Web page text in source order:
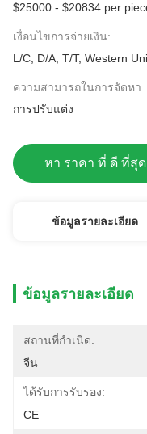
$25000 - $20834 per
เงื่อนไขการจ่ายเงิน:
L/C, D/A, T/T, Western
ความสามารถในการจัดหา:
การปรับแต่ง
หา ราคา ที่ ดี ที่สุด
ข้อมูลรายละเอียด
ข้อมูลรายละเอียด
สถานที่กำเนิด:
จีน
ได้รับการรับรอง:
CE